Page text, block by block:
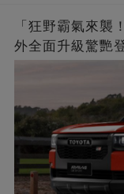
「狂野霸氣來襲
外全面升級驚艷